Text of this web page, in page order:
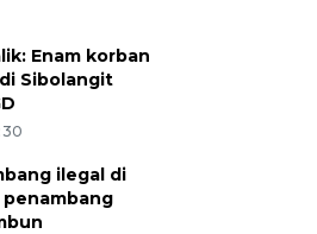
Enam korban
Sibolangit
ilegal di
penambang